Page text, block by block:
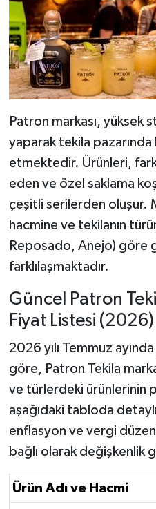
Patron markası, yüksek
yaparak tekila
etmektedir. Ürünleri,
eden ve özel saklama
çeşitli serilerden oluşur.
hacmine ve tekilanın
Reposado, Anejo) göre
farklılaşmaktadır.
Güncel Patron
Fiyat Listesi (2026)
2026 yılı Temmuz
göre, Patron Tekila
ve türlerdeki ürünlerinin
aşağıdaki tabloda
enflasyon ve vergi
bağlı olarak değişkenlik
Ürün Adı ve Hacmi